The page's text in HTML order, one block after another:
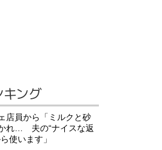
ング
店員から「ミルクと砂
れ… 夫の“ナイスな返
使います」